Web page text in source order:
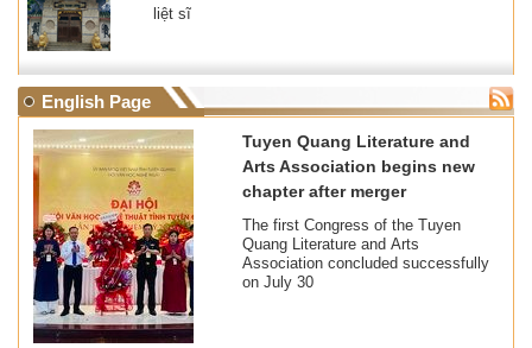
liệt sĩ
English Page
Tuyen Quang Literature and
Arts Association begins new
chapter after merger
The first Congress of the Tuyen
Quang Literature and Arts
Association concluded successfully
on July 30